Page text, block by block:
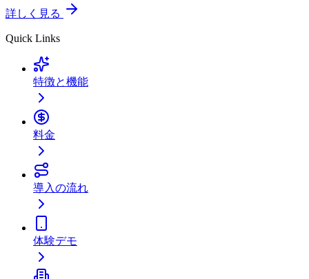
詳しく見る
Quick Links
特徴と機能
料金
導入の流れ
体験デモ